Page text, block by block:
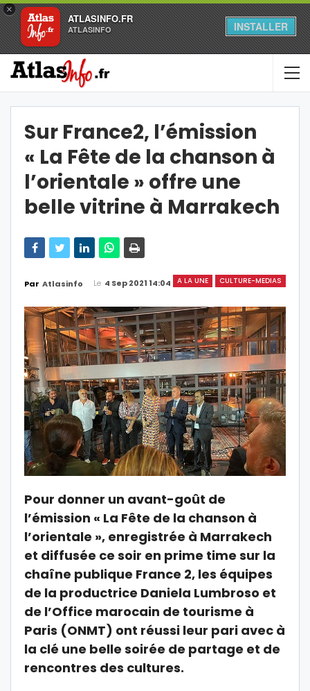
×
ATLASINFO.FR
ATLASINFO INSTALLER
Sur France2, l’émission
« La Fête de la chanson à
l’orientale » offre une
belle vitrine à Marrakech
A LA UNE CULTURE-MEDIAS
Par Atlasinfo Le 4 Sep 2021 14:04
Pour donner un avant-goût de
l’émission « La Fête de la chanson à
l’orientale », enregistrée à Marrakech
et diffusée ce soir en prime time sur la
chaîne publique France 2, les équipes
de la productrice Daniela Lumbroso et
de l’Office marocain de tourisme à
Paris (ONMT) ont réussi leur pari avec à
la clé une belle soirée de partage et de
rencontres des cultures.